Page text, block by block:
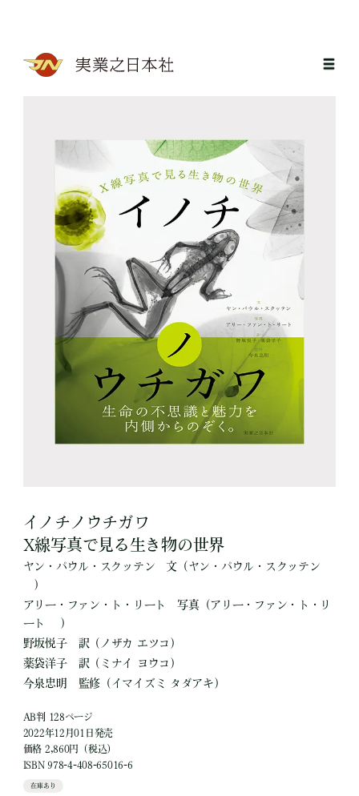
イノチノウチガワ
X線写真で見る生き物の世界
ヤン・パウル・スクッテン 文 （ヤン・パウル・スクッテン
）
アリー・ファン・ト・リート
写真（アリー・ファン・ト・リ
ート ）
野坂悦子
訳 （ノザカ エツコ）
薬袋洋子
訳 （ミナイ ヨウコ）
今泉忠明
監修 （イマイズミ タダアキ）
AB判 128ページ
2022年12月01日発売
価格 2,860円（税込）
ISBN 978-4-408-65016-6
在庫あり